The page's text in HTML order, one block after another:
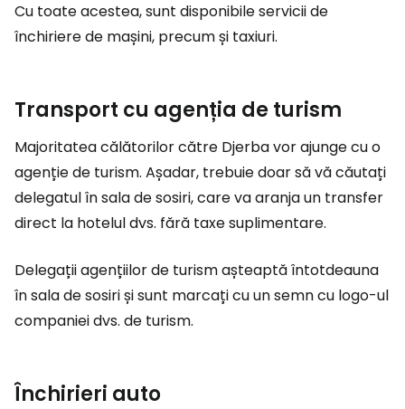
Cu toate acestea, sunt disponibile servicii de
închiriere de mașini, precum și taxiuri.
Transport cu agenția de turism
Majoritatea călătorilor către Djerba vor ajunge cu o
agenție de turism. Așadar, trebuie doar să vă căutați
delegatul în sala de sosiri, care va aranja un transfer
direct la hotelul dvs. fără taxe suplimentare.
Delegații agențiilor de turism așteaptă întotdeauna
în sala de sosiri și sunt marcați cu un semn cu logo-ul
companiei dvs. de turism.
Închirieri auto